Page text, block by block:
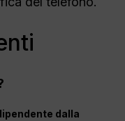
dalla